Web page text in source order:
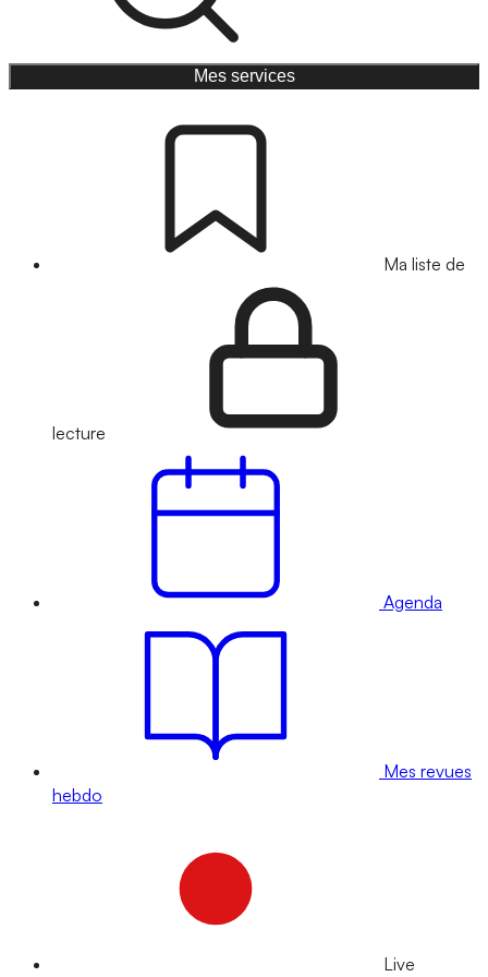
Mes services
Ma liste de
lecture
Agenda
Mes revues
hebdo
Live